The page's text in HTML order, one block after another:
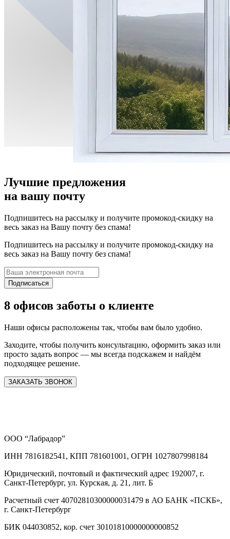
Лучшие предложения
на вашу почту
Подпишитесь на рассылку и получите промокод-скидку на
весь заказ на Вашу почту без спама!
Подпишитесь на рассылку и получите промокод-скидку на
весь заказ на Вашу почту без спама!
Подписаться
8 офисов заботы о клиенте
Наши офисы расположены так, чтобы вам было удобно.
Заходите, чтобы получить консультацию, оформить заказ или
просто задать вопрос — мы всегда подскажем и найдём
подходящее решение.
ЗАКАЗАТЬ ЗВОНОК
ООО “Лабрадор”
ИНН 7816182541, КПП 781601001, ОГРН 1027807998184
Юридический, почтовый и фактический адрес 192007, г.
Санкт-Петербург, ул. Курская, д. 21, лит. Б
Расчетный счет 40702810300000031479 в АО БАНК «ПСКБ»,
г. Санкт-Петербург
БИК 044030852, кор. счет 30101810000000000852